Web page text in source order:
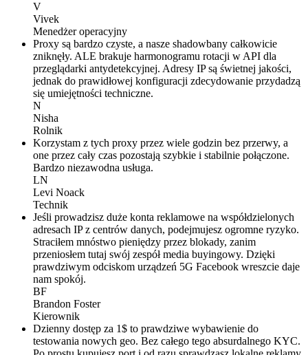
V
Vivek
Menedżer operacyjny
Proxy są bardzo czyste, a nasze shadowbany całkowicie
zniknęły. ALE brakuje harmonogramu rotacji w API dla
przeglądarki antydetekcyjnej. Adresy IP są świetnej jakości,
jednak do prawidłowej konfiguracji zdecydowanie przydadzą
się umiejętności techniczne.
N
Nisha
Rolnik
Korzystam z tych proxy przez wiele godzin bez przerwy, a
one przez cały czas pozostają szybkie i stabilnie połączone.
Bardzo niezawodna usługa.
LN
Levi Noack
Technik
Jeśli prowadzisz duże konta reklamowe na współdzielonych
adresach IP z centrów danych, podejmujesz ogromne ryzyko.
Straciłem mnóstwo pieniędzy przez blokady, zanim
przeniosłem tutaj swój zespół media buyingowy. Dzięki
prawdziwym odciskom urządzeń 5G Facebook wreszcie daje
nam spokój.
BF
Brandon Foster
Kierownik
Dzienny dostęp za 1$ to prawdziwe wybawienie do
testowania nowych geo. Bez całego tego absurdalnego KYC.